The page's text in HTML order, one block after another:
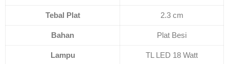
Tebal Plat 2.3 cm
Bahan Plat Besi
Lampu TL LED 18 Watt